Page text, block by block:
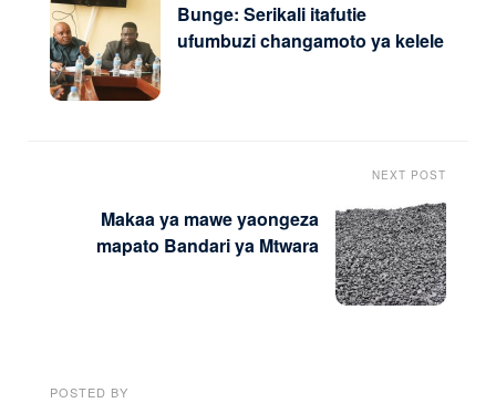
Bunge: Serikali itafutie
ufumbuzi changamoto ya kelele
NEXT POST
Makaa ya mawe yaongeza
mapato Bandari ya Mtwara
POSTED BY